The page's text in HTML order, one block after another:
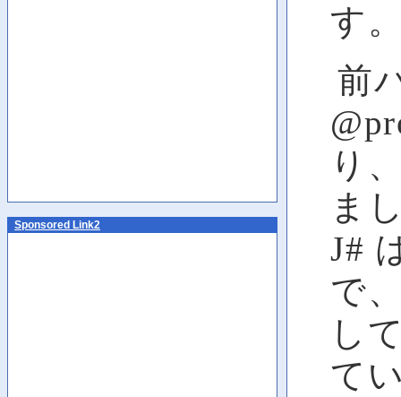
Sponsored Link2
す
前
り
ま
J#
で
し
て